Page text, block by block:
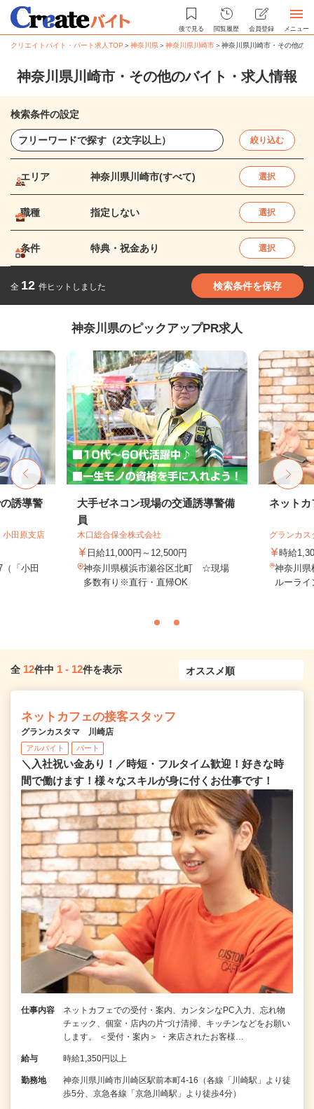
後で見る 閲覧履歴 会員登録 メニュー
クリエイトバイト・パート求人TOP ＞神奈川県＞神奈川県川崎市＞神奈川県川崎市・その他の
神奈川県川崎市・その他のバイト・求人情報
検索条件の設定
絞り込む
エリア 神奈川県川崎市(すべて) 選択
職種 指定しない 選択
条件 特典・祝金あり 選択
全 12 件ヒットしました 検索条件を保存
神奈川県のピックアップPR求人
誘導警
田原支店
「小田
大手ゼネコン現場の交通誘導警備
員
木口総合保全株式会社
日給11,000円～12,500円
神奈川県横浜市瀬谷区北町 ☆現場
多数有り※直行・直帰OK
ネットカ
グランカ
時給
神奈川県
ルーラ
全 12件中 1 - 12件を表示
ネットカフェの接客スタッフ
グランカスタマ 川崎店
アルバイト パート
＼入社祝い金あり！／時短・フルタイム歓迎！好きな時
間で働けます！様々なスキルが身に付くお仕事です！
仕事内容
ネットカフェでの受付・案内、カンタンなPC入力、忘れ物
チェック、個室・店内の片づけ清掃、キッチンなどをお願い
します。 ＜受付・案内＞ ・来店されたお客様…
給与 時給1,350円以上
勤務地
神奈川県川崎市川崎区駅前本町4-16（各線「川崎駅」より徒
歩5分、京急各線「京急川崎駅」より徒歩4分）